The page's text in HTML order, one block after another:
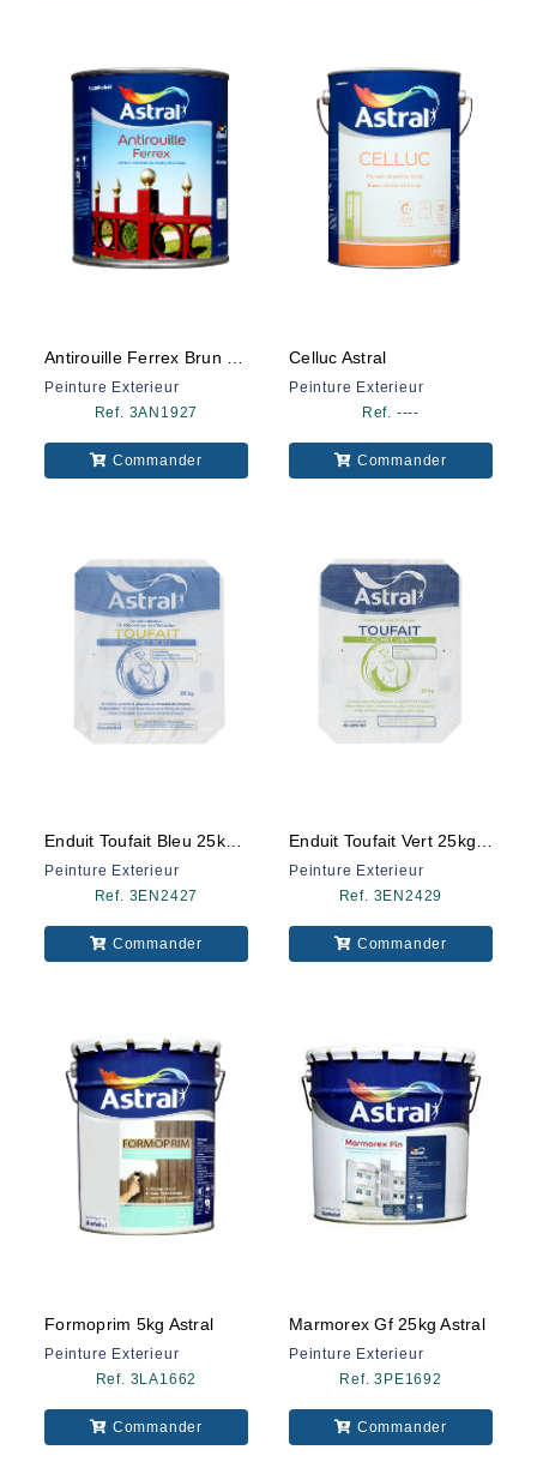
Peinture Exterieur
Ref. 3AN1927
Commander
Celluc Astral
Peinture Exterieur
Ref. ----
Commander
Enduit Toufait Bleu 25kg Astral
Peinture Exterieur
Ref. 3EN2427
Commander
Peinture Exterieur
Ref. 3EN2429
Commander
Formoprim 5kg Astral
Peinture Exterieur
Ref. 3LA1662
Commander
Marmorex Gf 25kg Astral
Peinture Exterieur
Ref. 3PE1692
Commander